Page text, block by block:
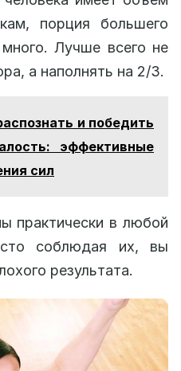
порция большего
Лучше всего не
а наполнять на 2/3.
и победить
эффективные
сил
практически в любой
соблюдая их, вы
результата.